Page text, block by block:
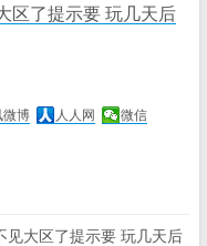
区了提示要 玩几天后
微博 人人网
微信
见大区了提示要 玩几天后